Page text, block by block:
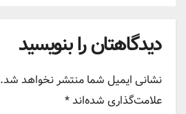
دیدگاهتان را بنویسید
نشانی ایمیل شما منتشر نخواهد شد.
علامت‌گذاری شده‌اند*